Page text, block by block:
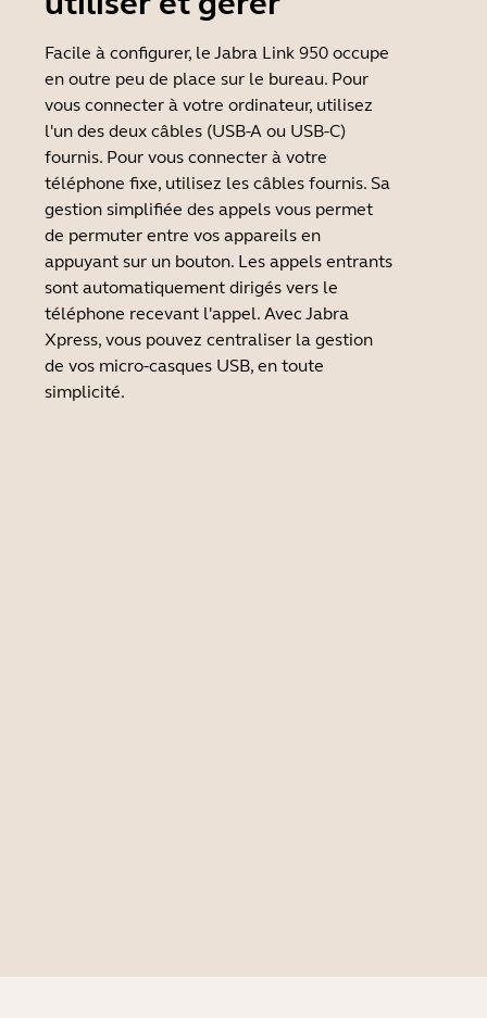
Facile à configurer, le Jabra Link 950 occupe
en outre peu de place sur le bureau. Pour
vous connecter à votre ordinateur, utilisez
l'un des deux câbles (USB-A ou USB-C)
fournis. Pour vous connecter à votre
téléphone fixe, utilisez les câbles fournis. Sa
gestion simplifiée des appels vous permet
de permuter entre vos appareils en
appuyant sur un bouton. Les appels entrants
sont automatiquement dirigés vers le
téléphone recevant l'appel. Avec Jabra
Xpress, vous pouvez centraliser la gestion
de vos micro-casques USB, en toute
simplicité.